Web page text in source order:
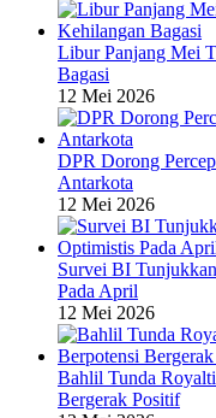
Libur Panjang Mei
Bagasi
12 Mei 2026
DPR Dorong
Antarkota
12 Mei 2026
Survei BI
Pada April
12 Mei 2026
Bahlil Tunda
Bergerak Positif